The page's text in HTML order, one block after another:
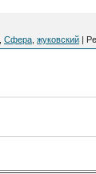
Сфера жуковский |